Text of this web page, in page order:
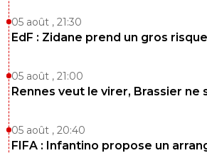
05 août , 21:30
EdF : Zidane prend un gros
05 août , 21:00
Rennes veut le virer, Brassier ne
05 août , 20:40
FIFA : Infantino propose un